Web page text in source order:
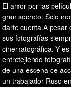
El amor por las
gran secreto. Solo
darte cuenta.A pesar
sus fotografías
cinematográfica. Y
entretejiendo
de una escena de
un trabajador Ruso